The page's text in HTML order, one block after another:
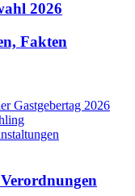
2026
Fakten
Gastgebertag 2026